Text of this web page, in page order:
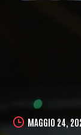
MAGGIO 24,